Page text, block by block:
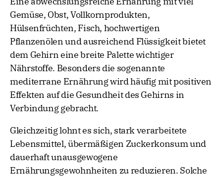
Gemüse, Obst, Vollkornprodukten,
Hülsenfrüchten, Fisch, hochwertigen
Pflanzenölen und ausreichend Flüssigkeit bietet
dem Gehirn eine breite Palette wichtiger
Nährstoffe. Besonders die sogenannte
mediterrane Ernährung wird häufig mit positiven
Effekten auf die Gesundheit des Gehirns in
Verbindung gebracht.
Gleichzeitig lohnt es sich, stark verarbeitete
Lebensmittel, übermäßigen Zuckerkonsum und
dauerhaft unausgewogene
Ernährungsgewohnheiten zu reduzieren. Solche